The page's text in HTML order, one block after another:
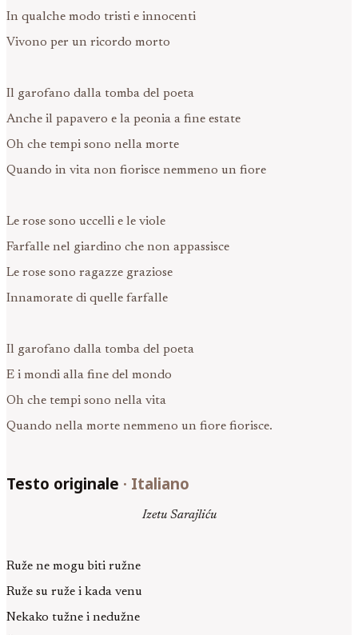
In qualche modo tristi e innocenti
Vivono per un ricordo morto
Il garofano dalla tomba del poeta
Anche il papavero e la peonia a fine estate
Oh che tempi sono nella morte
Quando in vita non fiorisce nemmeno un fiore
Le rose sono uccelli e le viole
Farfalle nel giardino che non appassisce
Le rose sono ragazze graziose
Innamorate di quelle farfalle
Il garofano dalla tomba del poeta
E i mondi alla fine del mondo
Oh che tempi sono nella vita
Quando nella morte nemmeno un fiore fiorisce.
Testo originale · Italiano
Izetu Sarajliću
Ruže ne mogu biti ružne
Ruže su ruže i kada venu
Nekako tužne i nedužne